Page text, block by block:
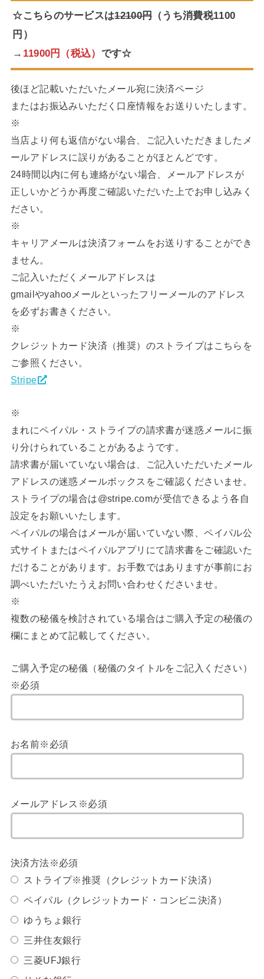
☆こちらのサービスは12100円（うち消費税1100
円）
→ 11900円（税込） です☆
後ほど記載いただいたメール宛に決済ページ
またはお振込みいただく口座情報をお送りいたします。
※
当店より何も返信がない場合、ご記入いただきましたメ
ールアドレスに誤りがあることがほとんどです。
24時間以内に何も連絡がない場合、メールアドレスが
正しいかどうか再度ご確認いただいた上でお申し込みく
ださい。
※
キャリアメールは決済フォームをお送りすることができ
ません。
ご記入いただくメールアドレスは
gmailやyahooメールといったフリーメールのアドレス
を必ずお書きください。
※
クレジットカード決済（推奨）のストライプはこちらを
ご参照ください。
Stripe
※
まれにペイパル・ストライプの請求書が迷惑メールに振
り分けられていることがあるようです。
請求書が届いていない場合は、ご記入いただいたメール
アドレスの迷惑メールボックスをご確認くださいませ。
ストライプの場合は@stripe.comが受信できるよう各自
設定をお願いいたします。
ペイパルの場合はメールが届いていない際、ペイパル公
式サイトまたはペイパルアプリにて請求書をご確認いた
だけることがあります。お手数ではありますが事前にお
調べいただいたうえお問い合わせくださいませ。
※
複数の秘儀を検討されている場合はご購入予定の秘儀の
欄にまとめて記載してください。
ご購入予定の秘儀（秘儀のタイトルをご記入ください）
※必須
お名前※必須
メールアドレス※必須
決済方法※必須
ストライプ※推奨（クレジットカード決済）
ペイパル（クレジットカード・コンビニ決済）
ゆうちょ銀行
三井住友銀行
三菱UFJ銀行